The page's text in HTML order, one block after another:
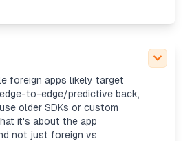
button behavior might
foreign apps likely target
to-edge/predictive back,
older SDKs or custom
it's about the app
not just foreign vs